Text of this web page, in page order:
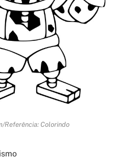
Referência: Colorindo